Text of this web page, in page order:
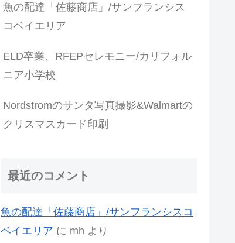
魚の配達「佐藤商店」/サンフランシス
コベイエリア
ELD卒業、RFEPセレモニー/カリフォル
ニア小学校
Nordstromのサンタ写真撮影&Walmartの
クリスマスカード印刷
最近のコメント
魚の配達「佐藤商店」/サンフランシスコ
ベイエリア に mh より